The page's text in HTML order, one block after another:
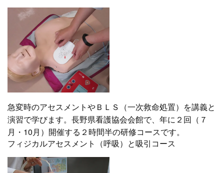
急変時のアセスメントやＢＬＳ（一次救命処置）を講義と
演習で学びます。長野県看護協会会館で、年に２回（７
月・10月）開催する２時間半の研修コースです。
フィジカルアセスメント（呼吸）と吸引コース